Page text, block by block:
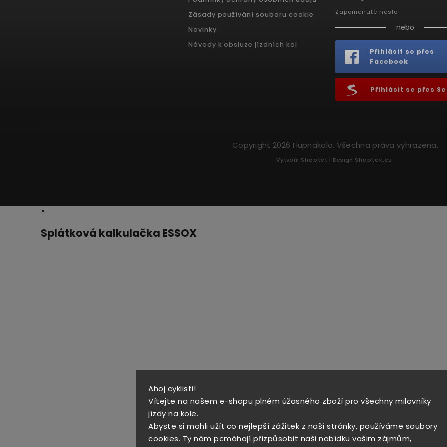
Ahoj cyklisti!
Vítejte na našem e-shopu plném úžasného zboží pro všechny milovníky
jízdy na kole.
Abyste si mohli užít co nejlepší zážitek z naší stránky, používáme soubory
cookies. Ty nám pomáhají přizpůsobit naši nabídku vašim zájmům,
Zásady používání souboru cookie
Novinky
Návody k obsluze jízdních kol
Zapomenuté heslo
nebo
Přihlásit se přes
Facebook
Přihlásit se přes
Copyright 2026 Hupnakolo. Všechna práva vyhrazena.
Vytvořil Shoptet | Design Shoptak.cz.
×
Splátková kalkulačka ESSOX